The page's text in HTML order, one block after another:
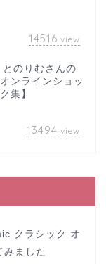
14516 view
とのりむさんの
ンラインショッ
集】
13494 view
クラシック オ
ました